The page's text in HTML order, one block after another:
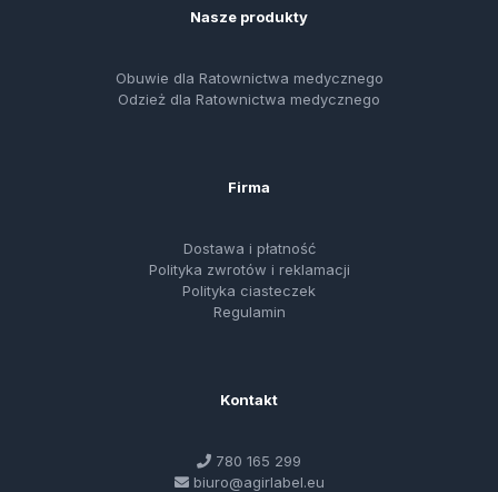
Nasze produkty
Obuwie dla Ratownictwa medycznego
Odzież dla Ratownictwa medycznego
Firma
Dostawa i płatność
Polityka zwrotów i reklamacji
Polityka ciasteczek
Regulamin
Kontakt
780 165 299
biuro@agirlabel.eu